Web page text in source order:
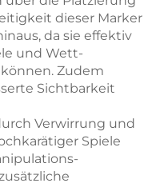
dieser Marker
da sie effektiv
und Wett-
Zudem
Sichtbarkeit
Verwirrung und
Spiele